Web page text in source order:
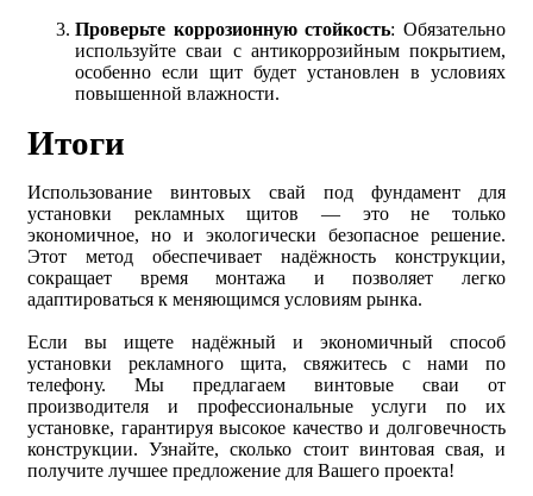
Проверьте коррозионную стойкость: Обязательно
используйте сваи с антикоррозийным покрытием,
особенно если щит будет установлен в условиях
повышенной влажности.
Итоги
Использование винтовых свай под фундамент для
установки рекламных щитов — это не только
экономичное, но и экологически безопасное решение.
Этот метод обеспечивает надёжность конструкции,
сокращает время монтажа и позволяет легко
адаптироваться к меняющимся условиям рынка.
Если вы ищете надёжный и экономичный способ
установки рекламного щита, свяжитесь с нами по
телефону. Мы предлагаем винтовые сваи от
производителя и профессиональные услуги по их
установке, гарантируя высокое качество и долговечность
конструкции. Узнайте, сколько стоит винтовая свая, и
получите лучшее предложение для Вашего проекта!